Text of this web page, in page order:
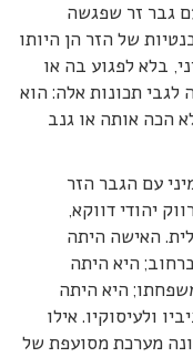
גבר זר שפגשה
של הזר הן היותו
בלא לפגוע בה או
תכונות אלה: הוא
הכה אותה או גנב
עם הגבר הזר
יהודי דווקא,
האישה היתה
היא היתה
היא היתה
ולעיסוקיו. אילו
מערכת מסועפת של